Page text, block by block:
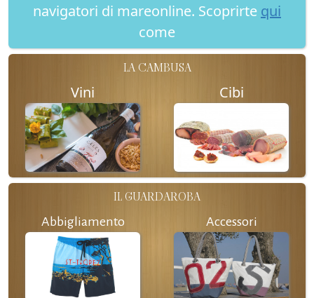
navigatori di mareonline. Scoprirte qui
come
LA CAMBUSA
Vini Cibi
IL GUARDAROBA
Abbigliamento Accessori